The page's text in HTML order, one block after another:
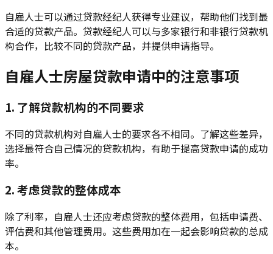
自雇人士可以通过贷款经纪人获得专业建议，帮助他们找到最
合适的贷款产品。贷款经纪人可以与多家银行和非银行贷款机
构合作，比较不同的贷款产品，并提供申请指导。
自雇人士房屋贷款申请中的注意事项
1. 了解贷款机构的不同要求
不同的贷款机构对自雇人士的要求各不相同。了解这些差异，
选择最符合自己情况的贷款机构，有助于提高贷款申请的成功
率。
2. 考虑贷款的整体成本
除了利率，自雇人士还应考虑贷款的整体费用，包括申请费、
评估费和其他管理费用。这些费用加在一起会影响贷款的总成
本。